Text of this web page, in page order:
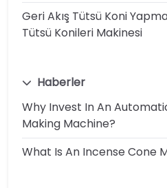
Geri Akış Tütsü Koni
Tütsü Konileri Makinesi
Haberler
Why Invest In An
Making Machine?
What Is An Incense Cone